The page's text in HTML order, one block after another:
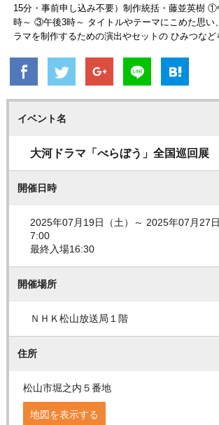
15分・事前申し込み不要）制作統括・藤並英樹
時～ ③午後3時～ タイトルやテーマにこめた思い
ラマを制作するための演出やセットの ひみつなど
イベント名
大河ドラマ「べらぼう」全国巡回展
開催日時
2025年07月19日（土）～ 2025年07月27
7:00
最終入場16:30
開催場所
ＮＨＫ松山放送局１階
住所
松山市堀之内５番地
地図を表示する